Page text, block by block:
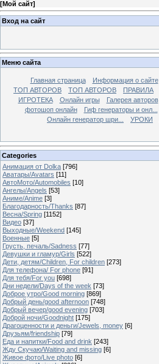
[Мой сайт]
Вход на сайт
Меню сайта
Главная страница Информация о сайте
ТОП АВТОРОВ
ТОП АВТОРОВ ПРАВИЛА
ИГРОТЕКА
Онлайн игры Галерея авторов
фотошоп онлайн
Гиф генераторы и онл...
Онлайн генератор шри...
УРОКИ
Categories
Анимация от Dolka [796]
Аватары/Avatars [11]
АвтоМото/Automobiles [10]
Ангелы/Angels [53]
Аниме/Anime [3]
Благодарность/Thanks [87]
Весна/Spring [1152]
Видео [37]
Выходные/Weekend [145]
Военные [5]
Грусть, печаль/Sadness [77]
Девушки и гламур/Girls [522]
Дети, детям/Children, For children [273]
Для телефона/ For phone [91]
Для тебя/For you [698]
Дни недели/Days of the week [73]
Доброе утро/Good morning [869]
Добрый день/good afternoon [748]
Добрый вечер/good evening [703]
Доброй ночи/Goodnight [175]
Драгоценности и деньги/Jewels, money [6]
Друзьям/friendship [79]
Еда и напитки/Food and drink [243]
Жду Скучаю/Waiting and missing [6]
Живое фото/Live photo [6]